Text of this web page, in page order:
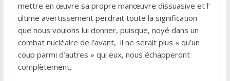
mettre en œuvre sa propre manœuvre dissuasive et l’
ultime avertissement perdrait toute la signification
que nous voulons lui donner, puisque, noyé dans un
combat nucléaire de l’avant, il ne serait plus « qu’un
coup parmi d’autres » qui eux, nous échapperont
complètement.